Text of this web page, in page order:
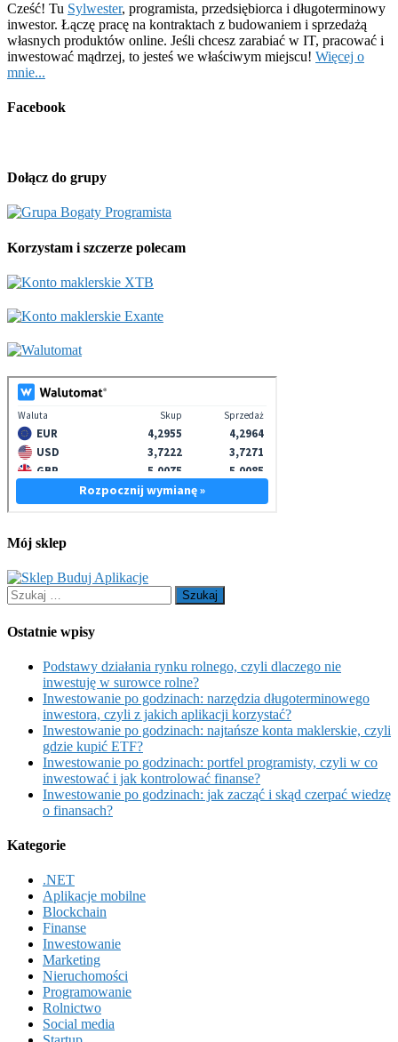
Cześć! Tu Sylwester, programista, przedsiębiorca i długoterminowy
inwestor. Łączę pracę na kontraktach z budowaniem i sprzedażą
własnych produktów online. Jeśli chcesz zarabiać w IT, pracować i
inwestować mądrzej, to jesteś we właściwym miejscu! Więcej o
mnie...
Facebook
Dołącz do grupy
Korzystam i szczerze polecam
Mój sklep
Szukaj:
Ostatnie wpisy
Podstawy działania rynku rolnego, czyli dlaczego nie
inwestuję w surowce rolne?
Inwestowanie po godzinach: narzędzia długoterminowego
inwestora, czyli z jakich aplikacji korzystać?
Inwestowanie po godzinach: najtańsze konta maklerskie, czyli
gdzie kupić ETF?
Inwestowanie po godzinach: portfel programisty, czyli w co
inwestować i jak kontrolować finanse?
Inwestowanie po godzinach: jak zacząć i skąd czerpać wiedzę
o finansach?
Kategorie
.NET
Aplikacje mobilne
Blockchain
Finanse
Inwestowanie
Marketing
Nieruchomości
Programowanie
Rolnictwo
Social media